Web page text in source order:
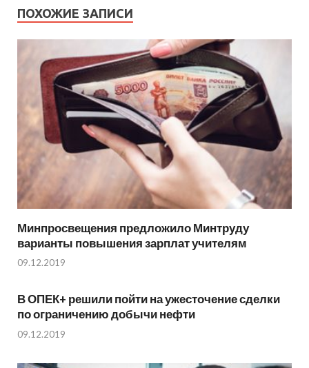
ПОХОЖИЕ ЗАПИСИ
Минпросвещения предложило Минтруду
варианты повышения зарплат учителям
09.12.2019
В ОПЕК+ решили пойти на ужесточение сделки
по ограничению добычи нефти
09.12.2019